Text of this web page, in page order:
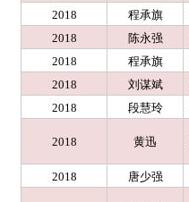
2018
程承旗
2018
陈永强
2018
程承旗
2018
刘谋斌
2018
段慧玲
2018 黄迅
2018
唐少强